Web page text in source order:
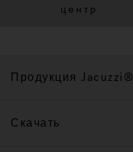
центр
Продукция Jacuzzi®
Скачать